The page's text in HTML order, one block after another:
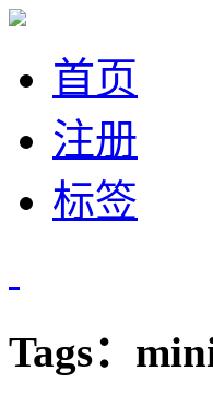
首页
注册
标签
Tags：